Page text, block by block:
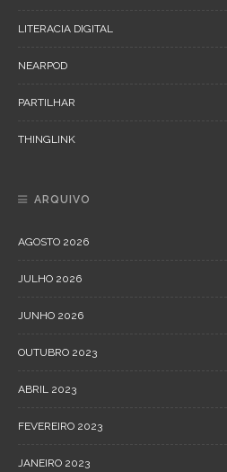
LITERACIA DIGITAL
NEARPOD
PARTILHAR
THINGLINK
ARQUIVO
AGOSTO 2026
JULHO 2026
JUNHO 2026
OUTUBRO 2023
ABRIL 2023
FEVEREIRO 2023
JANEIRO 2023